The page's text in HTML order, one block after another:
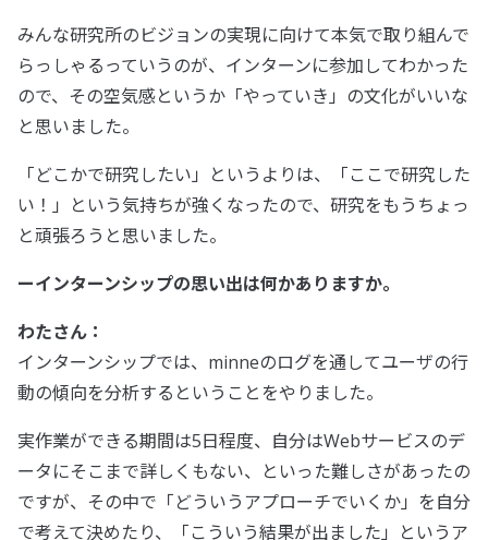
みんな研究所のビジョンの実現に向けて本気で取り組んで
らっしゃるっていうのが、インターンに参加してわかった
ので、その空気感というか「やっていき」の文化がいいな
と思いました。
「どこかで研究したい」というよりは、「ここで研究した
い！」という気持ちが強くなったので、研究をもうちょっ
と頑張ろうと思いました。
ーインターンシップの思い出は何かありますか。
わたさん：
インターンシップでは、minneのログを通してユーザの行
動の傾向を分析するということをやりました。
実作業ができる期間は5日程度、自分はWebサービスのデ
ータにそこまで詳しくもない、といった難しさがあったの
ですが、その中で「どういうアプローチでいくか」を自分
で考えて決めたり、「こういう結果が出ました」というア